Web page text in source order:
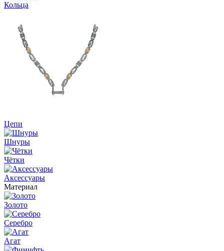
Кольца
Цепи
Шнуры
Чётки
Аксессуары
Материал
Золото
Серебро
Агат